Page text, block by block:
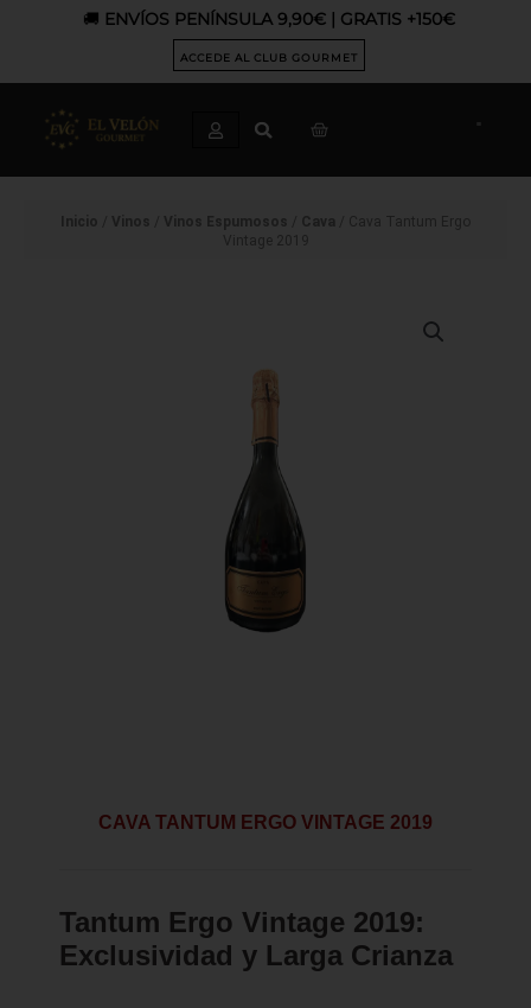
🚚 ENVÍOS PENÍNSULA 9,90€ | GRATIS +150€
ACCEDE AL CLUB GOURMET
CART
Inicio Vinos Vinos Espumosos Cava / Cava Tantum Ergo
Vintage 2019
CAVA TANTUM ERGO VINTAGE 2019
Tantum Ergo Vintage 2019:
Exclusividad y Larga Crianza